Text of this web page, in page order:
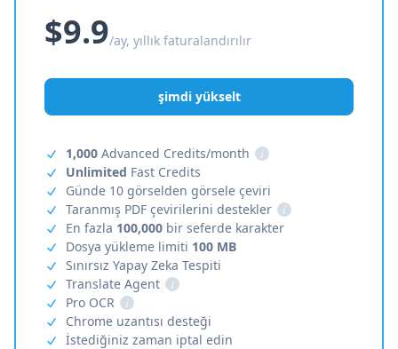
$9.9/ay, yıllık faturalandırılır
şimdi yükselt
1,000 Advanced Credits/month
i
Unlimited Fast Credits
Günde 10 görselden görsele çeviri
Taranmış PDF çevirilerini destekler
i
En fazla 100,000 bir seferde karakter
Dosya yükleme limiti 100 MB
Sınırsız Yapay Zeka Tespiti
Translate Agent
i
Pro OCR
i
Chrome uzantısı desteği
İstediğiniz zaman iptal edin